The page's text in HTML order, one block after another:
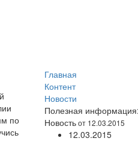
Главная
Контент
Новости
Полезная
Новостьот 12.03.2015
12.03.2015